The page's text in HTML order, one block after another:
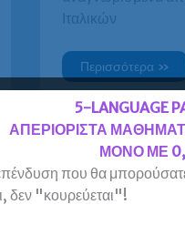
Ιταλικών
Πτυχίο
Ιταλικών
για
ΑΣΕΠ
σε
χρόνο
ρεκόρ
στην
Ευρωδιάσταση.
Περισσότερα »
5-LANGUAGE
ΑΠΕΡΙΟΡΙΣΤΑ
ΜΟΝΟ ΜΕ
που θα μπορούσατε
δεν "κουρεύεται"!